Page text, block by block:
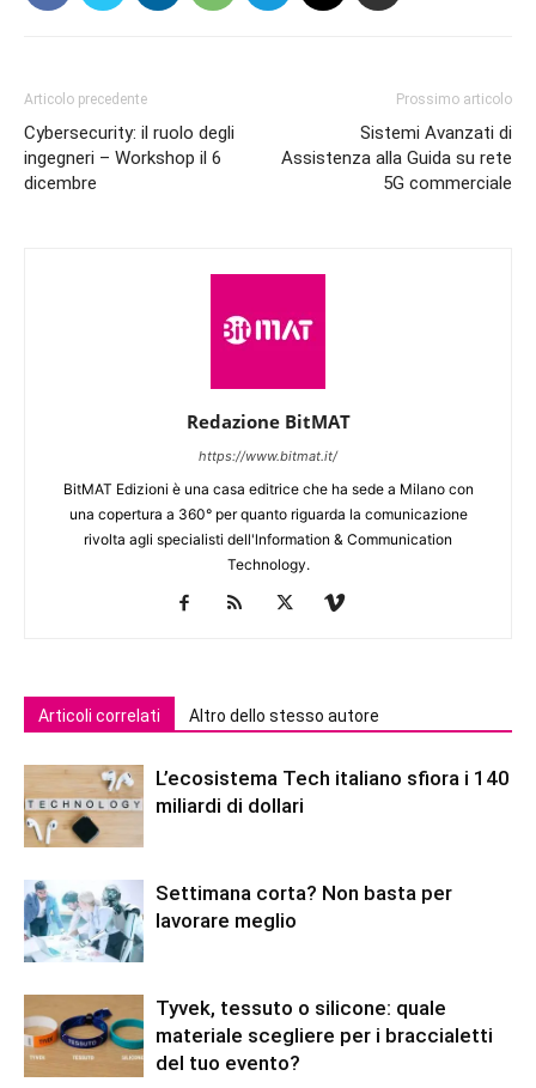
Articolo precedente
Cybersecurity: il ruolo degli
ingegneri – Workshop il 6
dicembre
Prossimo articolo
Sistemi Avanzati di
Assistenza alla Guida su rete
5G commerciale
Redazione BitMAT
https://www.bitmat.it/
BitMAT Edizioni è una casa editrice che ha sede a Milano con
una copertura a 360° per quanto riguarda la comunicazione
rivolta agli specialisti dell'lnformation & Communication
Technology.
Articoli correlati Altro dello stesso autore
L’ecosistema Tech italiano sfiora i 140
miliardi di dollari
Settimana corta? Non basta per
lavorare meglio
Tyvek, tessuto o silicone: quale
materiale scegliere per i braccialetti
del tuo evento?